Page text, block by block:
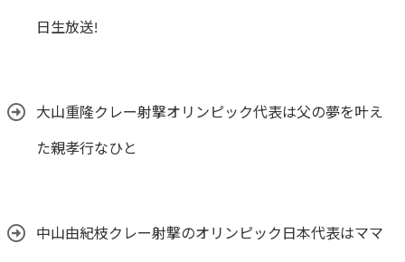
日生放送!
大山重隆クレー射撃オリンピック代表は父の夢を叶え
た親孝行なひと
中山由紀枝クレー射撃のオリンピック日本代表はママ